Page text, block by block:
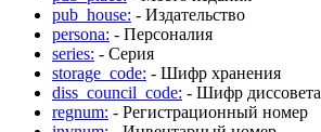
pub_house: - Издательство
persona: - Персоналия
series: - Серия
storage_code: - Шифр хранения
diss_council_code: - Шифр диссовета
regnum: - Регистрационный номер